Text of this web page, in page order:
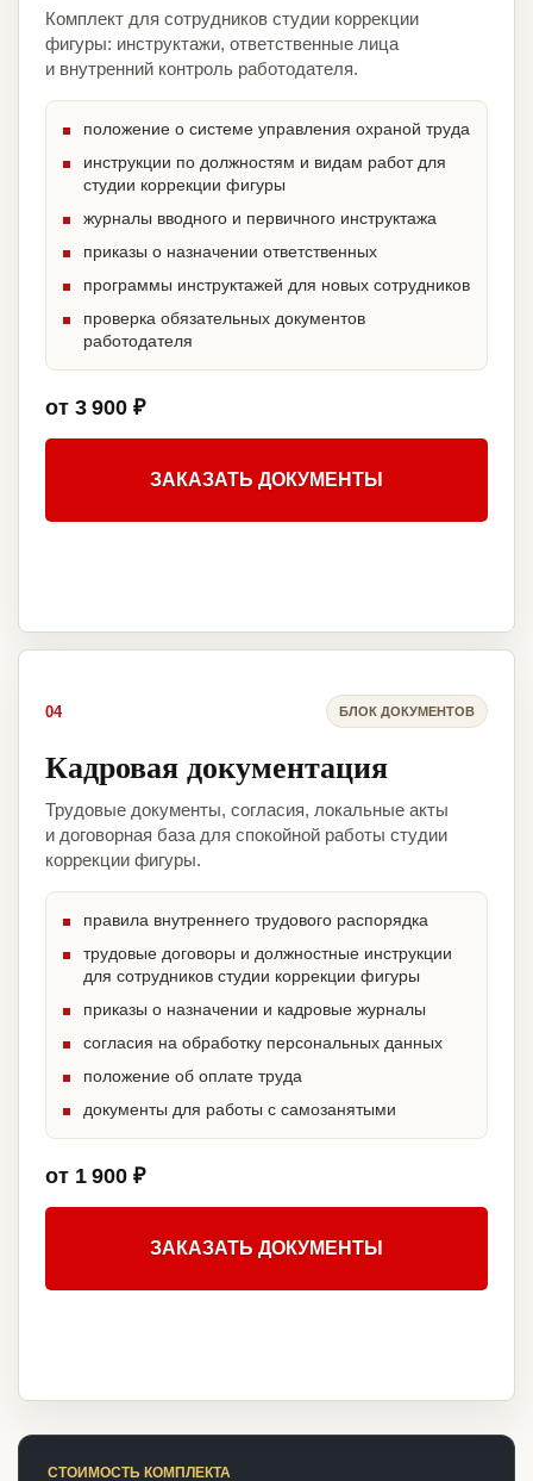
Комплект для сотрудников студии коррекции
фигуры: инструктажи, ответственные лица
и внутренний контроль работодателя.
положение о системе управления охраной труда
инструкции по должностям и видам работ для
студии коррекции фигуры
журналы вводного и первичного инструктажа
приказы о назначении ответственных
программы инструктажей для новых сотрудников
проверка обязательных документов
работодателя
от 3 900 ₽
ЗАКАЗАТЬ ДОКУМЕНТЫ
04 БЛОК ДОКУМЕНТОВ
Кадровая документация
Трудовые документы, согласия, локальные акты
и договорная база для спокойной работы студии
коррекции фигуры.
правила внутреннего трудового распорядка
трудовые договоры и должностные инструкции
для сотрудников студии коррекции фигуры
приказы о назначении и кадровые журналы
согласия на обработку персональных данных
положение об оплате труда
документы для работы с самозанятыми
от 1 900 ₽
ЗАКАЗАТЬ ДОКУМЕНТЫ
СТОИМОСТЬ КОМПЛЕКТА